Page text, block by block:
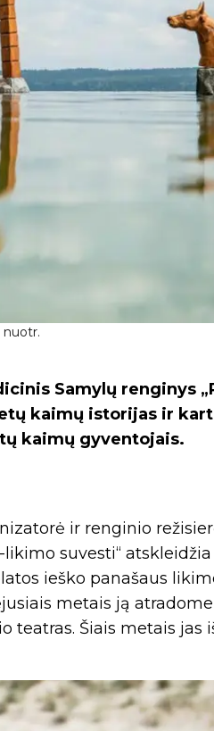
nuotr.
Samylų renginys
kaimų istorijas ir
kaimų gyventojais.
ir renginio
suvesti“
ieško panašaus
metais ją
teatras. Šiais metais jas